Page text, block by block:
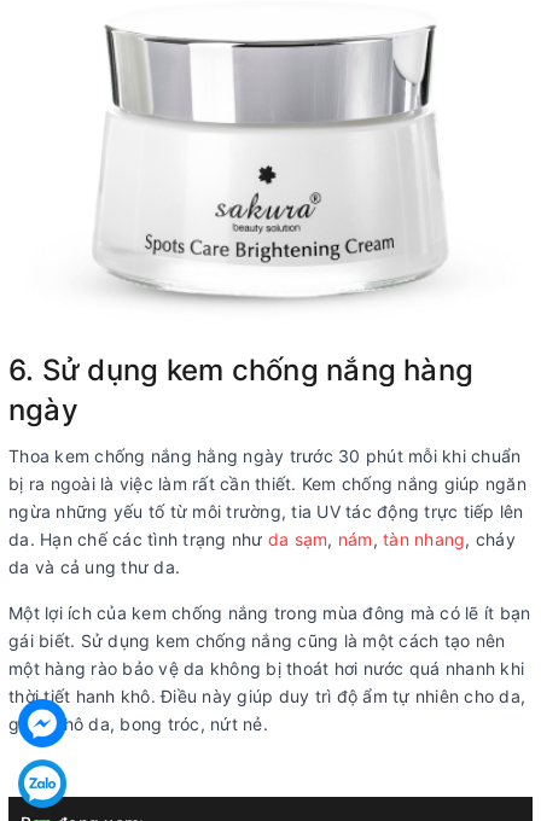
6. Sử dụng kem chống nắng hàng
ngày
Thoa kem chống nắng hằng ngày trước 30 phút mỗi khi chuẩn
bị ra ngoài là việc làm rất cần thiết. Kem chống nắng giúp ngăn
ngừa những yếu tố từ môi trường, tia UV tác động trực tiếp lên
da. Hạn chế các tình trạng như da sạm, nám, tàn nhang, cháy
da và cả ung thư da.
Một lợi ích của kem chống nắng trong mùa đông mà có lẽ ít bạn
gái biết. Sử dụng kem chống nắng cũng là một cách tạo nên
một hàng rào bảo vệ da không bị thoát hơi nước quá nhanh khi
thời tiết hanh khô. Điều này giúp duy trì độ ẩm tự nhiên cho da,
giảm khô da, bong tróc, nứt nẻ.